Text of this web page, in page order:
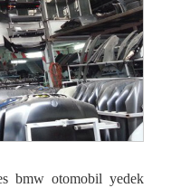
bmw otomobil yedek